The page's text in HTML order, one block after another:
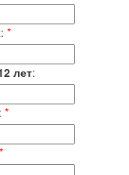
: *
лет:
: *
*